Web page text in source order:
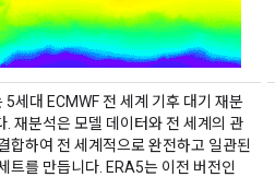
5세대 ECMWF 전 세계 기후 대기 재분
. 재분석은 모델 데이터와 전 세계의 관
합하여 전 세계적으로 완전하고 일관된
트를 만듭니다. ERA5는 이전 버전인